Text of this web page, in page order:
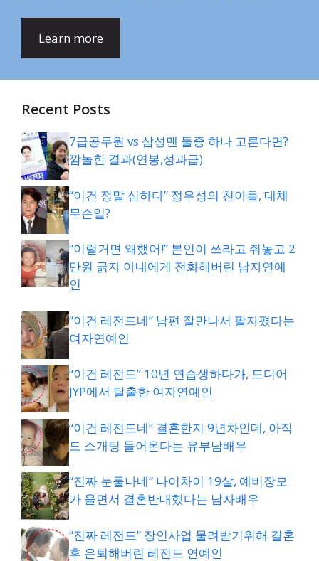
Learn more
Recent Posts
7급공무원 vs 삼성맨 둘중 하나 고른다면?
깜놀한 결과(연봉,성과급)
“이건 정말 심하다” 정우성의 친아들, 대체
무슨일?
“이럴거면 왜했어!” 본인이 쓰라고 줘놓고 2
만원 긁자 아내에게 전화해버린 남자연예
인
“이건 레전드네” 남편 잘만나서 팔자폈다는
여자연예인
“이건 레전드” 10년 연습생하다가, 드디어
JYP에서 탈출한 여자연예인
“이건 레전드네” 결혼한지 9년차인데, 아직
도 소개팅 들어온다는 유부남배우
“진짜 눈물나네” 나이차이 19살, 예비장모
가 울면서 결혼반대했다는 남자배우
“진짜 레전드” 장인사업 물려받기위해 결혼
후 은퇴해버린 레전드 연예인